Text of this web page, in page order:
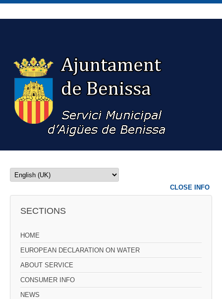
SECTIONS
HOME
EUROPEAN DECLARATION ON WATER
ABOUT SERVICE
CONSUMER INFO
NEWS
CLOSE INFO